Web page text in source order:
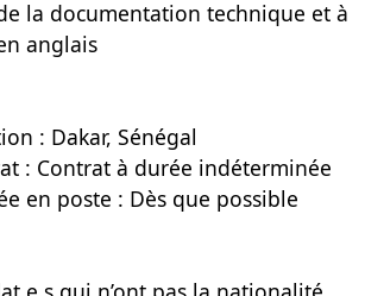
la documentation technique et à
anglais
: Dakar, Sénégal
: Contrat à durée indéterminée
en poste : Dès que possible